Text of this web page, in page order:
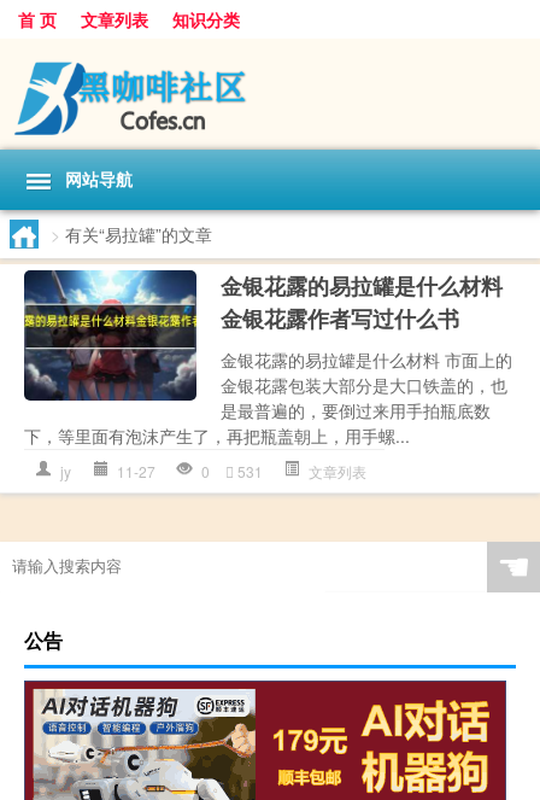
首 页 文章列表 知识分类
网站导航
> 有关“易拉罐”的文章
金银花露的易拉罐是什么材料
金银花露作者写过什么书
金银花露的易拉罐是什么材料 市面上的
金银花露包装大部分是大口铁盖的，也
是最普遍的，要倒过来用手拍瓶底数
下，等里面有泡沫产生了，再把瓶盖朝上，用手螺...
jy 11-27 0 531 文章列表
☚
公告